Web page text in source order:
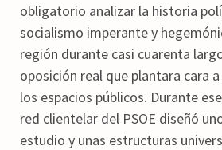
obligatorio analizar la historia
socialismo imperante y
región durante casi cuarenta
oposición real que plantara cara
los espacios públicos. Durante
red clientelar del PSOE diseñó
estudio y unas estructuras